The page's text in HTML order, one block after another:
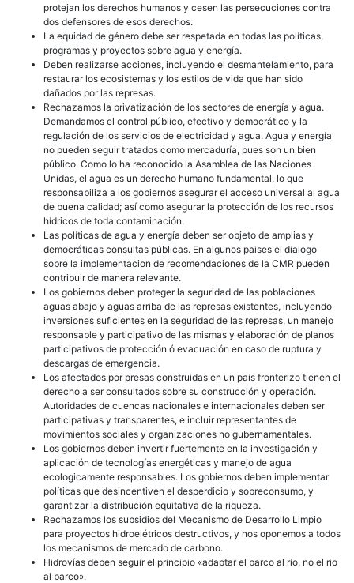
protejan los derechos humanos y cesen las persecuciones contra
dos defensores de esos derechos.
La equidad de género debe ser respetada en todas las políticas,
programas y proyectos sobre agua y energía.
Deben realizarse acciones, incluyendo el desmantelamiento, para
restaurar los ecosistemas y los estilos de vida que han sido
dañados por las represas.
Rechazamos la privatización de los sectores de energía y agua.
Demandamos el control público, efectivo y democrático y la
regulación de los servicios de electricidad y agua. Agua y energía
no pueden seguir tratados como mercaduría, pues son un bien
público. Como lo ha reconocido la Asamblea de las Naciones
Unidas, el agua es un derecho humano fundamental, lo que
responsabiliza a los gobiernos asegurar el acceso universal al agua
de buena calidad; así como asegurar la protección de los recursos
hídricos de toda contaminación.
Las políticas de agua y energía deben ser objeto de amplias y
democráticas consultas públicas. En algunos paises el dialogo
sobre la implementacion de recomendaciones de la CMR pueden
contribuir de manera relevante.
Los gobiernos deben proteger la seguridad de las poblaciones
aguas abajo y aguas arriba de las represas existentes, incluyendo
inversiones suficientes en la seguridad de las represas, un manejo
responsable y participativo de las mismas y elaboración de planos
participativos de protección ó evacuación en caso de ruptura y
descargas de emergencia.
Los afectados por presas construidas en un pais fronterizo tienen el
derecho a ser consultados sobre su construcción y operación.
Autoridades de cuencas nacionales e internacionales deben ser
participativas y transparentes, e incluir representantes de
movimientos sociales y organizaciones no gubernamentales.
Los gobiernos deben invertir fuertemente en la investigación y
aplicación de tecnologías energéticas y manejo de agua
ecologicamente responsables. Los gobiernos deben implementar
políticas que desincentiven el desperdicio y sobreconsumo, y
garantizar la distribución equitativa de la riqueza.
Rechazamos los subsidios del Mecanismo de Desarrollo Limpio
para proyectos hidroelétricos destructivos, y nos oponemos a todos
los mecanismos de mercado de carbono.
Hidrovías deben seguir el principio «adaptar el barco al río, no el rio
al barco».